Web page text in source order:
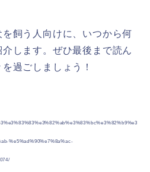
飼う人向けに、いつから何
します。ぜひ最後まで読ん
過ごしましょう！
%e5%ad%90%e7%8a%ac-